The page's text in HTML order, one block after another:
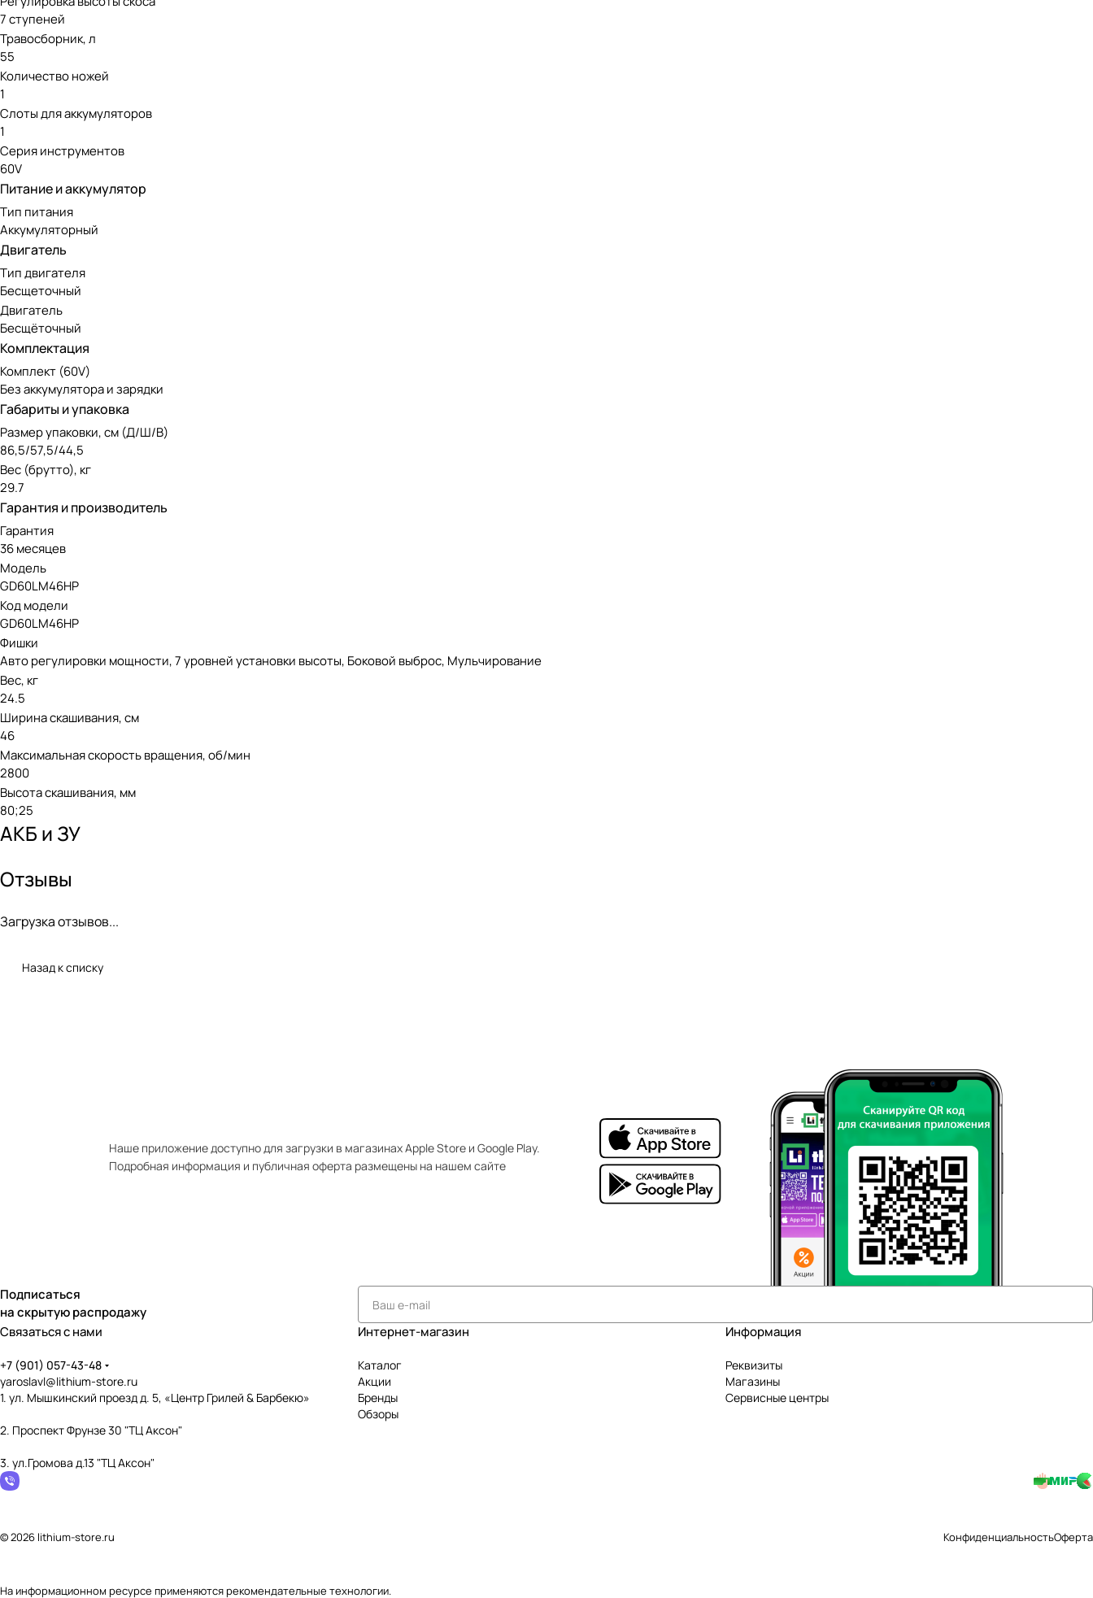
Аккумуляторная линейка Greenworks 60V
Модель работает от аккумуляторов 60V, совместимых с другими устройствами Greenworks 60V. Полупрофессиональная серия садовой техники и
инструментов 60V отличается высокой мощностью и подойдет для решения как повседневных, так и более сложных задач.
7 ступеней
Травосборник, л
55
Количество ножей
1
Слоты для аккумуляторов
1
Серия инструментов
60V
Питание и аккумулятор
Тип питания
Аккумуляторный
Двигатель
Тип двигателя
Бесщеточный
Двигатель
Бесщёточный
Комплектация
Комплект (60V)
Без аккумулятора и зарядки
Габариты и упаковка
Размер упаковки, см (Д/Ш/В)
86,5/57,5/44,5
Вес (брутто), кг
29.7
Гарантия и производитель
Гарантия
36 месяцев
Модель
GD60LM46HP
Код модели
GD60LM46HP
Фишки
Авто регулировки мощности, 7 уровней установки высоты, Боковой выброс, Мульчирование
Вес, кг
24.5
Ширина скашивания, см
46
Максимальная скорость вращения, об/мин
2800
Высота скашивания, мм
80;25
АКБ и ЗУ
Отзывы
Загрузка отзывов...
Назад к списку
Наше приложение доступно для загрузки в магазинах Apple Store и Google Play.
Подробная информация и публичная оферта размещены на нашем сайте
Подписаться
на скрытую распродажу
Связаться с нами
+7 (901) 057-43-48
yaroslavl@lithium-store.ru
1. ул. Мышкинский проезд д. 5, «Центр Грилей & Барбекю»
2. Проспект Фрунзе 30 "ТЦ Аксон"
3. ул.Громова д.13 "ТЦ Аксон"
Интернет-магазин
Каталог
Акции
Бренды
Обзоры
Информация
Реквизиты
Магазины
Сервисные центры
© 2026 lithium-store.ru КонфиденциальностьОферта
На информационном ресурсе применяютсярекомендательные технологии.